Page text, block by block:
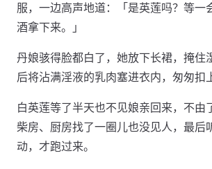
服，一边高声地道：「是英莲吗？等一
酒拿下来。」
丹娘骇得脸都白了，她放下长裙，掩住
后将沾满淫液的乳肉塞进衣内，匆匆扣
白英莲等了半天也不见娘亲回来，不由
柴房、厨房找了一圈儿也没见人，最后
动，才跑过来。